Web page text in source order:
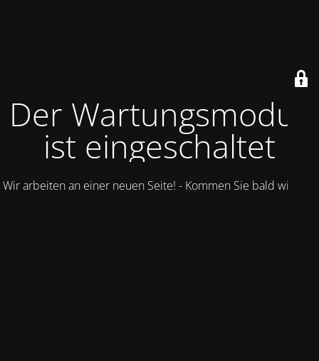
Der Wartungsmodus
ist eingeschaltet
Wir arbeiten an einer neuen Seite! - Kommen Sie bald wieder.